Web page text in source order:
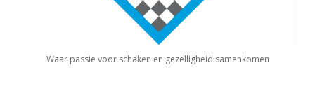
KNSB: Schaakwoude I
KNSB: Schaakwoude II
Jeugdschaken
Eregalerij
Waar passie voor schaken en gezelligheid samenkomen